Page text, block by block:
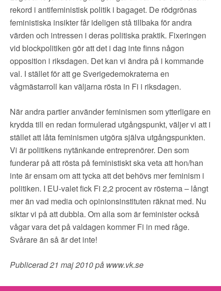
rekord i antifeministisk politik i bagaget. De rödgrönas
feministiska insikter får ideligen stå tillbaka för andra
värden och intressen i deras politiska praktik. Fixeringen
vid blockpolitiken gör att det i dag inte finns någon
opposition i riksdagen. Det kan vi ändra på i kommande
val. I stället för att ge Sverigedemokraterna en
vågmästarroll kan väljarna rösta in Fi i riksdagen.
När andra partier använder feminismen som ytterligare en
krydda till en redan formulerad utgångspunkt, väljer vi att i
stället att låta feminismen utgöra själva utgångspunkten.
Vi är politikens nytänkande entreprenörer. Den som
funderar på att rösta på feministiskt ska veta att hon/han
inte är ensam om att tycka att det behövs mer feminism i
politiken. I EU-valet fick Fi 2,2 procent av rösterna – långt
mer än vad media och opinionsinstituten räknat med. Nu
siktar vi på att dubbla. Om alla som är feminister också
vågar vara det på valdagen kommer Fi in med råge.
Svårare än så är det inte!
Publicerad 21 maj 2010 på www.vk.se